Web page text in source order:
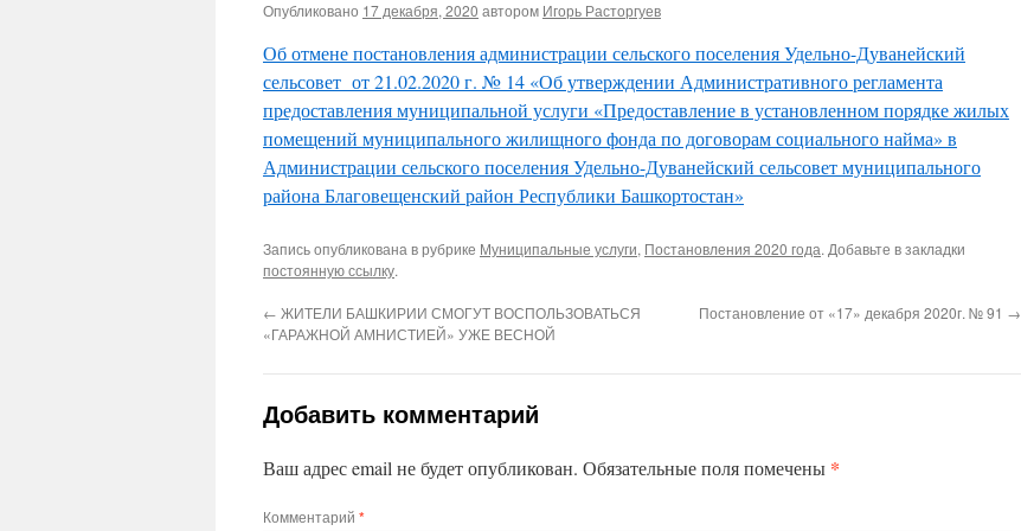
Опубликовано 17 декабря, 2020 автором Игорь Расторгуев
Об отмене постановления администрации сельского поселения Удельно-Дуванейский
сельсовет от 21.02.2020 г. № 14 «Об утверждении Административного регламента
предоставления муниципальной услуги «Предоставление в установленном порядке жилых
помещений муниципального жилищного фонда по договорам социального найма» в
Администрации сельского поселения Удельно-Дуванейский сельсовет муниципального
района Благовещенский район Республики Башкортостан»
Запись опубликована в рубрике Муниципальные услуги, Постановления 2020 года. Добавьте в закладки
постоянную ссылку.
← ЖИТЕЛИ БАШКИРИИ СМОГУТ ВОСПОЛЬЗОВАТЬСЯ
«ГАРАЖНОЙ АМНИСТИЕЙ» УЖЕ ВЕСНОЙ
Постановление от «17» декабря 2020г. № 91 →
Добавить комментарий
Ваш адрес email не будет опубликован. Обязательные поля помечены *
Комментарий *